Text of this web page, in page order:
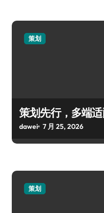
策划
策划先行，多端
dawei 7 月 25, 2026
策划